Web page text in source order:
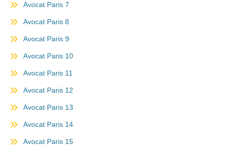
Avocat Paris 7
Avocat Paris 8
Avocat Paris 9
Avocat Paris 10
Avocat Paris 11
Avocat Paris 12
Avocat Paris 13
Avocat Paris 14
Avocat Paris 15